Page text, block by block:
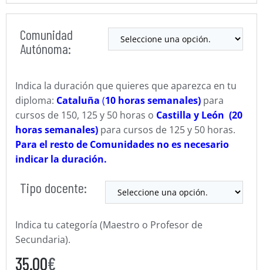
Comunidad
Autónoma:
Indica la duración que quieres que aparezca en tu
diploma: Cataluña (10 horas semanales) para
cursos de 150, 125 y 50 horas o Castilla y León (20
horas semanales) para cursos de 125 y 50 horas.
Para el resto de Comunidades no es necesario
indicar la duración.
Tipo docente:
Indica tu categoría (Maestro o Profesor de
Secundaria).
35.00€